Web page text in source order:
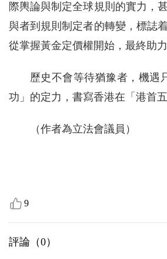
際輿論與制定全球規則的實力，
與者到規則制定者的轉變，標誌
從掌握黃金定價權開始，最終助
歷史不會等待猶豫者，機遇
功」的定力，書寫香港在「港首
（作者為立法會議員）
9
評論（0）